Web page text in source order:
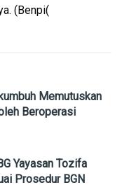
(Benpi(
Memutuskan
Beroperasi
Yayasan Tozifa
Prosedur BGN